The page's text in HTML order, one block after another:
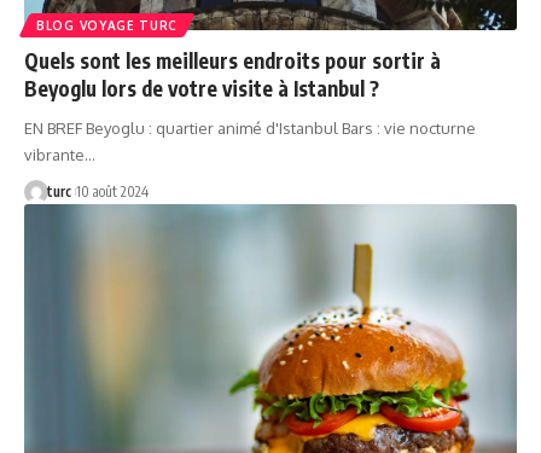
BLOG VOYAGE TURC
Quels sont les meilleurs endroits pour sortir à
Beyoglu lors de votre visite à Istanbul ?
EN BREF Beyoglu : quartier animé d'Istanbul Bars : vie nocturne
vibrante…
turc 10 août 2024